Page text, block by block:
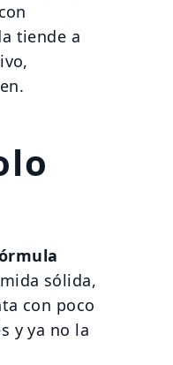
tiende a
sólida,
con poco
y ya no la